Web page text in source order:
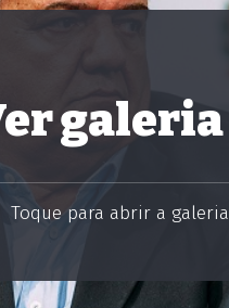
galeria
Toque para abrir a galeria